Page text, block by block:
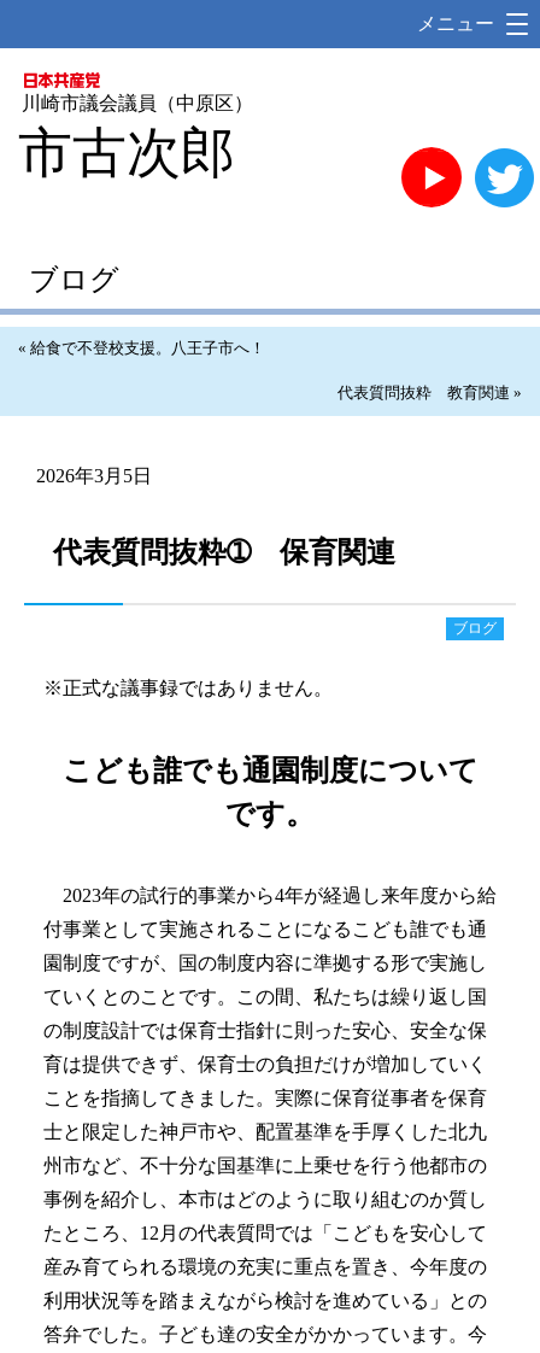
メニュー
川崎市議会議員（中原区）
市古次郎 YouTube
ブログ
« 給食で不登校支援。八王子市へ！
代表質問抜粋 教育関連 »
2026年3月5日
代表質問抜粋➀ 保育関連
ブログ
※正式な議事録ではありません。
こども誰でも通園制度について
です。
2023年の試行的事業から4年が経過し来年度から給
付事業として実施されることになるこども誰でも通
園制度ですが、国の制度内容に準拠する形で実施し
ていくとのことです。この間、私たちは繰り返し国
の制度設計では保育士指針に則った安心、安全な保
育は提供できず、保育士の負担だけが増加していく
ことを指摘してきました。実際に保育従事者を保育
士と限定した神戸市や、配置基準を手厚くした北九
州市など、不十分な国基準に上乗せを行う他都市の
事例を紹介し、本市はどのように取り組むのか質し
たところ、12月の代表質問では「こどもを安心して
産み育てられる環境の充実に重点を置き、今年度の
利用状況等を踏まえながら検討を進めている」との
答弁でした。子ども達の安全がかかっています。今